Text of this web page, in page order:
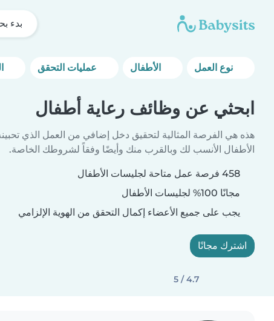
بدء
الأطفال
ابحثي عن وظائف رعاية أطفال
هذه هي الفرصة المثالية لتحقيق دخل إضافي من العمل الذي
الأطفال الأنسب لك وبالقرب منك وأيضًا وفقاً لشروطك الخاصة.
458 فرصة عمل متاحة لجليسات الأطفال
مجانًا 100% لجليسات الأطفال
يجب على جميع الأعضاء إكمال التحقق من الهوية الإلزامي
اشترك مجانًا
4.7 / 5